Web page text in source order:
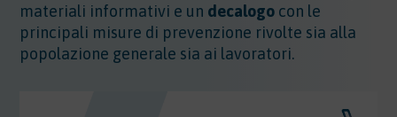
materiali informativi e un decalogo con le
principali misure di prevenzione rivolte sia alla
popolazione generale sia ai lavoratori.